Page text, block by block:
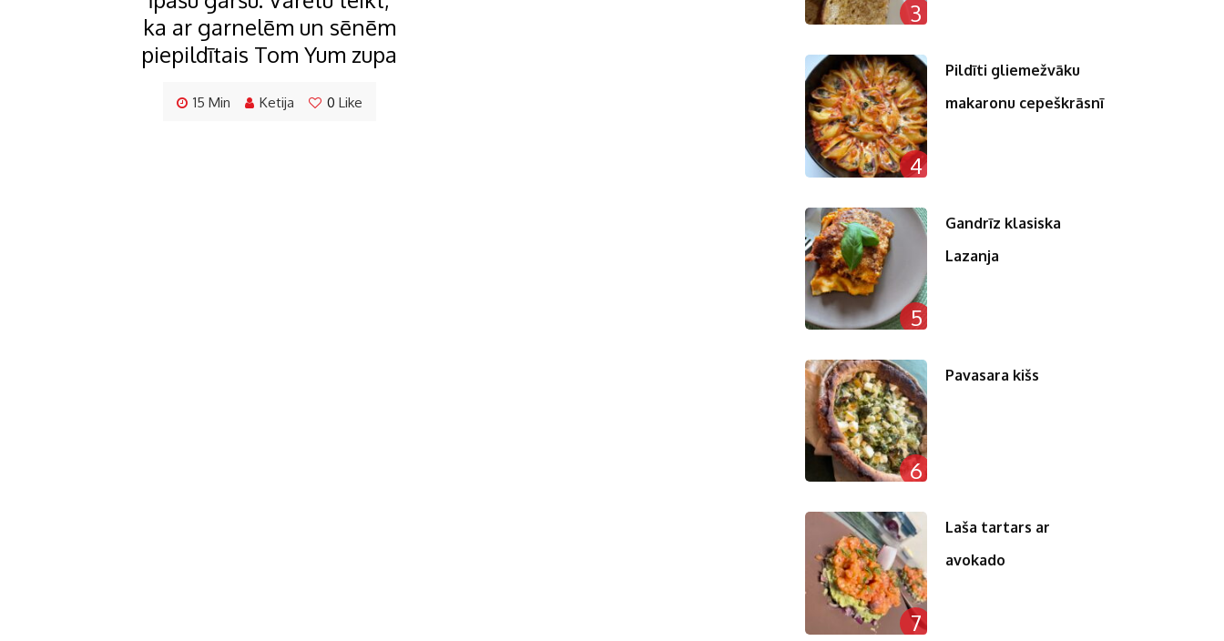
ka ar garnelēm un sēnēm
piepildītais Tom Yum zupa
15 Min Ketija 0 Like
3
4
Pildīti gliemežvāku
makaronu cepeškrāsnī
5
Gandrīz klasiska
Lazanja
6
Pavasara kišs
7
Laša tartars ar
avokado